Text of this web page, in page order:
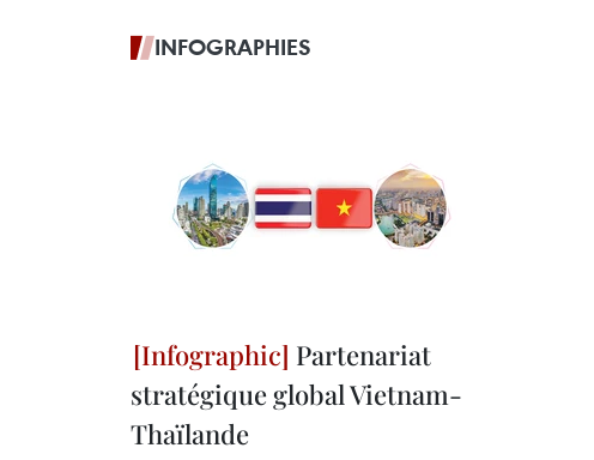
INFOGRAPHIES
Partenariat
stratégique global Vietnam-
Thaïlande